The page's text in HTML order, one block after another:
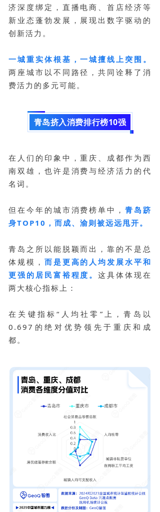
济深度绑定，直播电商、首店经济等
新业态蓬勃发展，展现出数字驱动的
创新活力。
一城重实体根基，一城擅线上突围。
两座城市以不同路径，共同诠释了消
费活力的多元可能。
青岛挤入消费排行榜10强
在人们的印象中，重庆、成都作为西
南双雄，也许是消费与经济活力的代
名词。
但在今年的城市消费榜单中，青岛跻
身TOP10，而成、渝则被远远甩开。
青岛之所以能脱颖而出，靠的不是总
体规模， 而是更高的人均发展水平和
更强的居民富裕程度。这具体体现在
两大核心指标上：
在关键指标“人均社零”上，青岛以
0.697的绝对优势领先于重庆和成
都。